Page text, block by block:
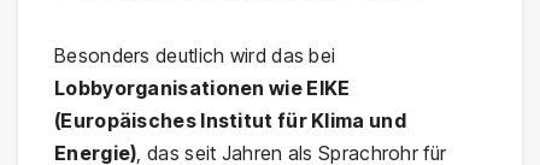
Besonders deutlich wird das bei
Lobbyorganisationen wie EIKE
(Europäisches Institut für Klima und
Energie) , das seit Jahren als Sprachrohr für